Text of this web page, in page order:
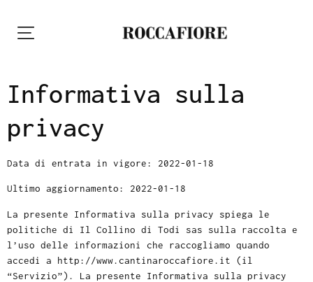
Informativa sulla
privacy
Data di entrata in vigore: 2022-01-18
Ultimo aggiornamento: 2022-01-18
La presente Informativa sulla privacy spiega le
politiche di Il Collino di Todi sas sulla raccolta e
l’uso delle informazioni che raccogliamo quando
accedi a http://www.cantinaroccafiore.it (il
“Servizio”). La presente Informativa sulla privacy